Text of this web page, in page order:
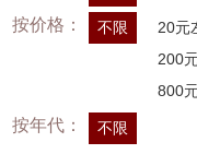
按价格： 不限 20元
200
800
按年代： 不限